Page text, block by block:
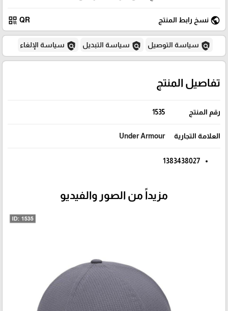
public نسخ رابط المنتج QR
qr_code
policy سياسة التوصيل policy سياسة التبديل policy سياسة الإلغاء
تفاصيل المنتج
رقم المنتج 1535
العلامة التجارية Under Armour
1383438027
مزيداً من الصور والفيديو